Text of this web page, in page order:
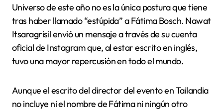
Universo de este año no es la única postura que tiene
tras haber llamado “estúpida” a Fátima Bosch. Nawat
Itsaragrisil envió un mensaje a través de su cuenta
oficial de Instagram que, al estar escrito en inglés,
tuvo una mayor repercusión en todo el mundo.
Aunque el escrito del director del evento en Tailandia
no incluye ni el nombre de Fátima ni ningún otro